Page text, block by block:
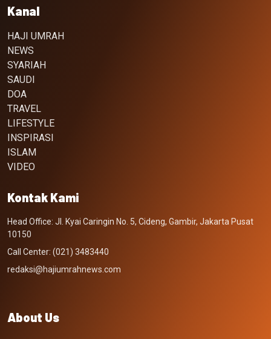
Kanal
HAJI UMRAH
NEWS
SYARIAH
SAUDI
DOA
TRAVEL
LIFESTYLE
INSPIRASI
ISLAM
VIDEO
Kontak Kami
Head Office: Jl. Kyai Caringin No. 5, Cideng, Gambir, Jakarta Pusat
10150
Call Center: (021) 3483440
redaksi@hajiumrahnews.com
About Us